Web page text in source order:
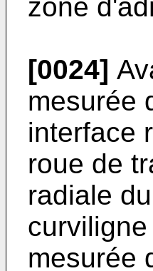
zone
[0024]
mesurée
interface
roue de
radiale
mesurée